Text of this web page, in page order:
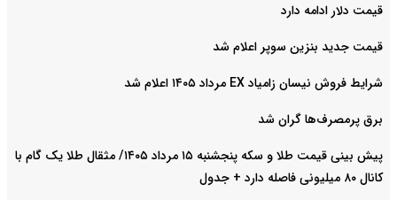
قیمت دلار ادامه دارد
قیمت جدید بنزین سوپر اعلام شد
شرایط فروش نیسان زامیاد EX مرداد ۱۴۰۵ اعلام شد
برق پرمصرف‌ها گران شد
پیش‌ بینی قیمت طلا و سکه پنجشنبه ۱۵ مرداد ۱۴۰۵/ مثقال طلا یک گام با
کانال ۸۰ میلیونی فاصله دارد + جدول